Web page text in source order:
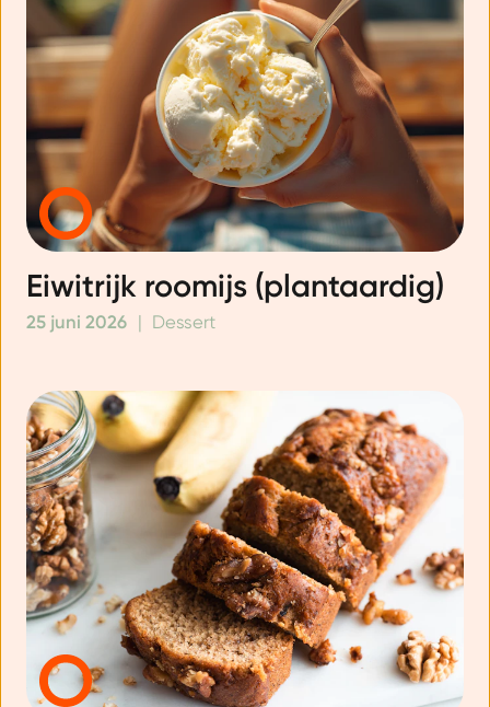
Eiwitrijk roomijs (plantaardig)
25 juni 2026 Dessert